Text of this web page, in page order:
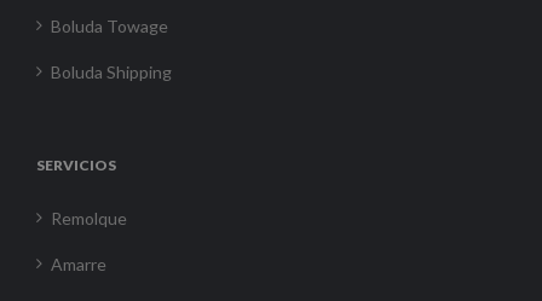
Boluda Towage
Boluda Shipping
SERVICIOS
Remolque
Amarre